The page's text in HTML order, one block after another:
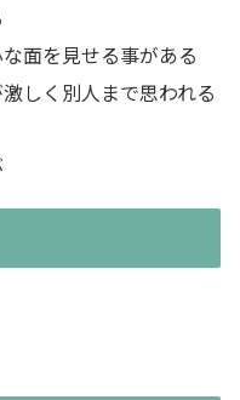
面を見せる事がある
しく別人まで思われる